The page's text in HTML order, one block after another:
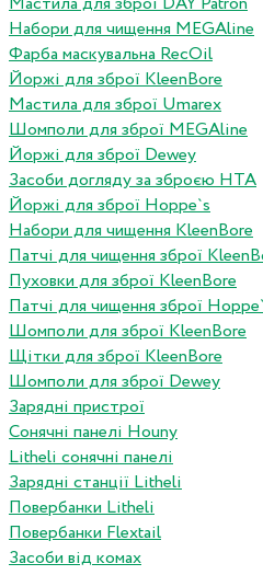
Набори для чищення MEGAline
Фарба маскувальна RecOil
Йоржі для зброї KleenBore
Мастила для зброї Umarex
Шомполи для зброї MEGAline
Йоржі для зброї Dewey
Засоби догляду за зброєю HTA
Йоржі для зброї Hoppe`s
Набори для чищення KleenBore
Патчі для чищення зброї
Пуховки для зброї KleenBore
Патчі для чищення зброї
Шомполи для зброї KleenBore
Щітки для зброї KleenBore
Шомполи для зброї Dewey
Зарядні пристрої
Сонячні панелі Houny
Litheli сонячні панелі
Зарядні станції Litheli
Повербанки Litheli
Повербанки Flextail
Засоби від комах